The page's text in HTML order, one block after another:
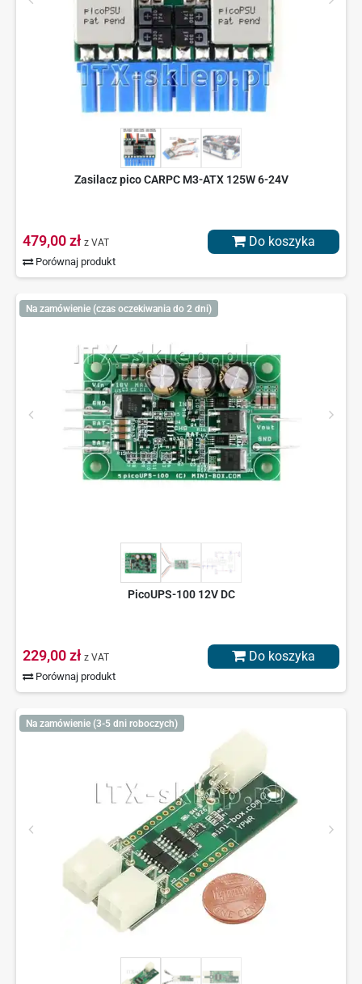
Zasilacz pico CARPC M3-ATX 125W 6-24V
479,00 zł z VAT
Porównaj produkt
Do koszyka
Na zamówienie (czas oczekiwania do 2 dni)
PicoUPS-100 12V DC
229,00 zł z VAT
Porównaj produkt
Do koszyka
Na zamówienie (3-5 dni roboczych)